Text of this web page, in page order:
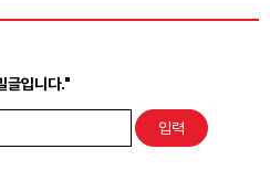
글입니다."
케치북5